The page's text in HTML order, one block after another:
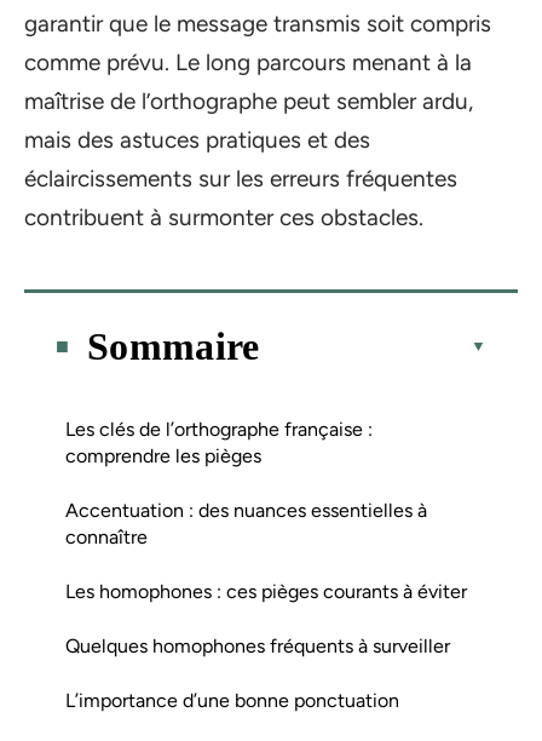
garantir que le message transmis soit compris
comme prévu. Le long parcours menant à la
maîtrise de l’orthographe peut sembler ardu,
mais des astuces pratiques et des
éclaircissements sur les erreurs fréquentes
contribuent à surmonter ces obstacles.
Sommaire
Les clés de l’orthographe française :
comprendre les pièges
Accentuation : des nuances essentielles à
connaître
Les homophones : ces pièges courants à éviter
Quelques homophones fréquents à surveiller
L’importance d’une bonne ponctuation